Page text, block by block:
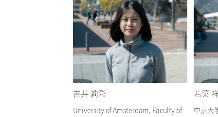
吉井 莉彩
University of Amsterdam, Faculty of
若菜
中京大